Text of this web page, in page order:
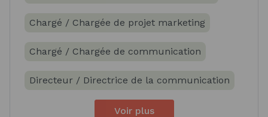
Chargé / Chargée de projet marketing
Chargé / Chargée de communication
Directeur / Directrice de la communication
Voir plus